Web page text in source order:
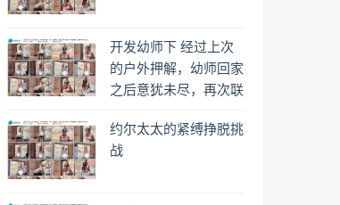
开发幼师下 经过上次
的户外押解，幼师回家
之后意犹未尽，再次联
继续开发，烂尾楼镣
铐...
约尔太太的紧缚挣脱挑
战